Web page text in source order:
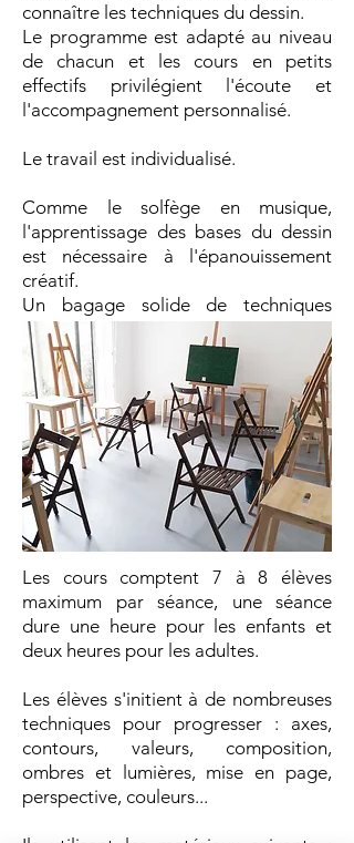
connaître les techniques du dessin.
Le programme est adapté au niveau
de chacun et les cours en petits
effectifs privilégient l'écoute et
l'accompagnement personnalisé.
Le travail est individualisé.
Comme le solfège en musique,
l'apprentissage des bases du dessin
est nécessaire à l'épanouissement
créatif.
Un bagage solide de techniques
permet d'explorer toute sorte de
thèmes, et de parfaire son
observation du monde en général.
Les cours comptent 7 à 8 élèves
maximum par séance, une séance
dure une heure pour les enfants et
deux heures pour les adultes.
Les élèves s'initient à de nombreuses
techniques pour progresser : axes,
contours, valeurs, composition,
ombres et lumières, mise en page,
perspective, couleurs...